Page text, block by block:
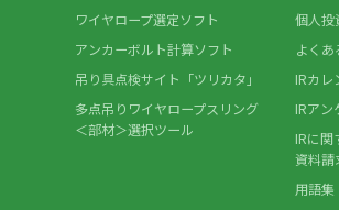
ワイヤロープ選定ソフト
アンカーボルト計算ソフト
吊り具点検サイト「ツリカタ」
多点吊りワイヤロープスリング
＜部材＞選択ツール
個人投
よくあ
IRカレ
IRアン
IRに関
資料請
用語集